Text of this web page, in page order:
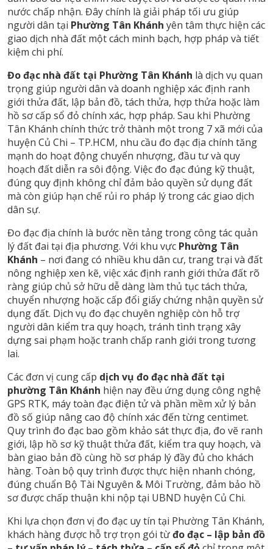
nước chấp nhận. Đây chính là giải pháp tối ưu giúp
người dân tại Phường Tân Khánh yên tâm thực hiện các
giao dịch nhà đất một cách minh bạch, hợp pháp và tiết
kiệm chi phí.
Đo đạc nhà đất tại Phường Tân Khánh là dịch vụ quan
trọng giúp người dân và doanh nghiệp xác định ranh
giới thửa đất, lập bản đồ, tách thửa, hợp thửa hoặc làm
hồ sơ cấp sổ đỏ chính xác, hợp pháp. Sau khi Phường
Tân Khánh chính thức trở thành một trong 7 xã mới của
huyện Củ Chi – TP.HCM, nhu cầu đo đạc địa chính tăng
mạnh do hoạt động chuyển nhượng, đầu tư và quy
hoạch đất diễn ra sôi động. Việc đo đạc đúng kỹ thuật,
đúng quy định không chỉ đảm bảo quyền sử dụng đất
mà còn giúp hạn chế rủi ro pháp lý trong các giao dịch
dân sự.
Đo đạc địa chính là bước nền tảng trong công tác quản
lý đất đai tại địa phương. Với khu vực Phường Tân
Khánh – nơi đang có nhiều khu dân cư, trang trại và đất
nông nghiệp xen kẽ, việc xác định ranh giới thửa đất rõ
ràng giúp chủ sở hữu dễ dàng làm thủ tục tách thửa,
chuyển nhượng hoặc cấp đổi giấy chứng nhận quyền sử
dụng đất. Dịch vụ đo đạc chuyên nghiệp còn hỗ trợ
người dân kiểm tra quy hoạch, tránh tình trạng xây
dựng sai phạm hoặc tranh chấp ranh giới trong tương
lai.
Các đơn vị cung cấp dịch vụ đo đạc nhà đất tại
phường Tân Khánh hiện nay đều ứng dụng công nghệ
GPS RTK, máy toàn đạc điện tử và phần mềm xử lý bản
đồ số giúp nâng cao độ chính xác đến từng centimet.
Quy trình đo đạc bao gồm khảo sát thực địa, đo vẽ ranh
giới, lập hồ sơ kỹ thuật thửa đất, kiểm tra quy hoạch, và
bàn giao bản đồ cùng hồ sơ pháp lý đầy đủ cho khách
hàng. Toàn bộ quy trình được thực hiện nhanh chóng,
đúng chuẩn Bộ Tài Nguyên & Môi Trường, đảm bảo hồ
sơ được chấp thuận khi nộp tại UBND huyện Củ Chi.
Khi lựa chọn đơn vị đo đạc uy tín tại Phường Tân Khánh,
khách hàng được hỗ trợ trọn gói từđo đạc – lập bản đồ